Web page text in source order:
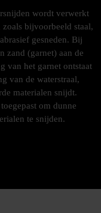
wordt verwerkt
zoals bijvoorbeeld staal,
gesneden. Bij
zand (garnet) aan de
van het garnet ontstaat
van de waterstraal,
materialen snijdt.
om dunne
te snijden.